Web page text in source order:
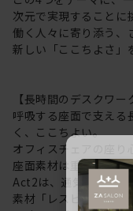
次元で実現することに
働く人々に寄り添う、
新しい「ここちよさ」
【長時間のデスクワ
呼吸する座面で支える
く、ここちよい。
オフィスチェアの座り
座面素材は重要なポイ
Act2は、通気性にすぐ
素材「レスピテック」